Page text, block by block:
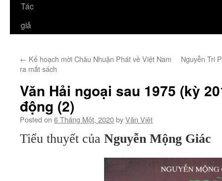
Tác
giả
← Kế hoạch mời Châu Nhuận Phát về Việt Nam
ra mắt sách
Nguyễn Tri
Văn Hải ngoại sau 1975 (kỳ
động (2)
Posted on 6 Tháng Một, 2020byVăn Việt
Tiểu thuyết của Nguyễn Mộng Giác